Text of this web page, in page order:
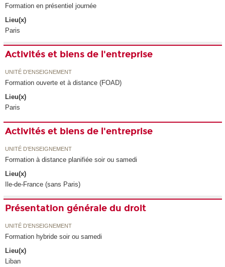
Formation en présentiel journée
Lieu(x)
Paris
Activités et biens de l'entreprise
UNITÉ D’ENSEIGNEMENT
Formation ouverte et à distance (FOAD)
Lieu(x)
Paris
Activités et biens de l'entreprise
UNITÉ D’ENSEIGNEMENT
Formation à distance planifiée soir ou samedi
Lieu(x)
Ile-de-France (sans Paris)
Présentation générale du droit
UNITÉ D’ENSEIGNEMENT
Formation hybride soir ou samedi
Lieu(x)
Liban